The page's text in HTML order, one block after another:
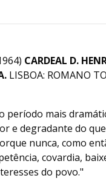
CARDEAL D.
LISBOA: ROMANO
período mais
e degradante do
nunca, como
covardia,
do povo."